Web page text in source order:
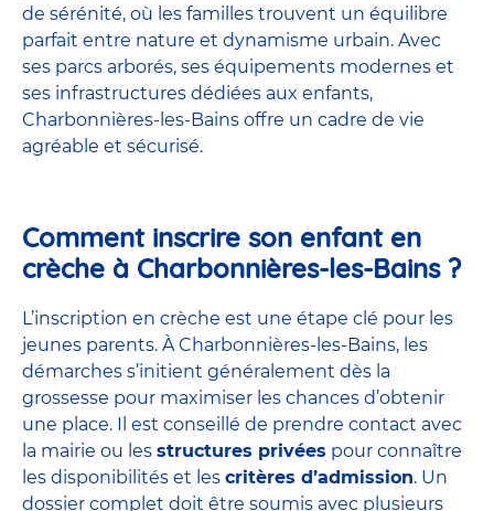
de sérénité, où les familles trouvent un équilibre
parfait entre nature et dynamisme urbain. Avec
ses parcs arborés, ses équipements modernes et
ses infrastructures dédiées aux enfants,
Charbonnières-les-Bains offre un cadre de vie
agréable et sécurisé.
Comment inscrire son enfant en
crèche à Charbonnières-les-Bains ?
L’inscription en crèche est une étape clé pour les
jeunes parents. À Charbonnières-les-Bains, les
démarches s’initient généralement dès la
grossesse pour maximiser les chances d’obtenir
une place. Il est conseillé de prendre contact avec
la mairie ou les structures privées pour connaître
les disponibilités et les critères d’admission. Un
dossier complet doit être soumis avec plusieurs